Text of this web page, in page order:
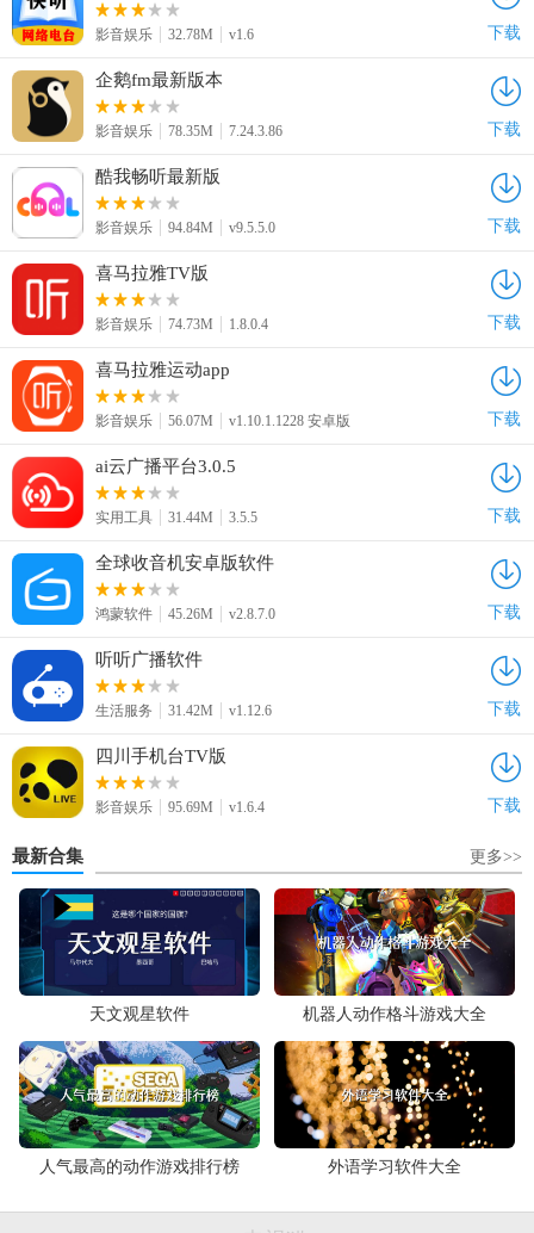
影音娱乐 32.78M v1.6 下载
企鹅fm最新版本
影音娱乐 78.35M 7.24.3.86 下载
酷我畅听最新版
影音娱乐 94.84M v9.5.5.0 下载
喜马拉雅TV版
影音娱乐 74.73M 1.8.0.4 下载
喜马拉雅运动app
影音娱乐 56.07M v1.10.1.1228 安卓版 下载
ai云广播平台3.0.5
实用工具 31.44M 3.5.5 下载
全球收音机安卓版软件
鸿蒙软件 45.26M v2.8.7.0 下载
听听广播软件
生活服务 31.42M v1.12.6 下载
四川手机台TV版
影音娱乐 95.69M v1.6.4 下载
最新合集 更多>>
天文观星软件 机器人动作格斗游戏大全
人气最高的动作游戏排行榜 外语学习软件大全